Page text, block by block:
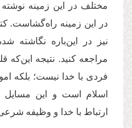
مختلف در این زمینه
در این زمینه راه‌گشاست.
نیز در این‌باره نگاشته
مراجعه کنید. نتیجه این‌که
فردی با خدا نیست؛ بلکه
اسلام است و این مسایل
ارتباط با خدا و وظیفه